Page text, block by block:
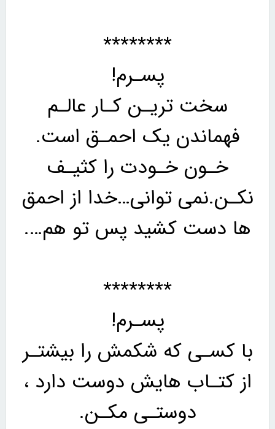
********
پسـرم!
سخت تریـن کـار عالـم
فهماندن یک احمـق است.
خـون خـودت را کثیـف
نکـن.نمی توانی…خدا از احمق
ها دست کشید پس تو هم….
********
پسـرم!
با کسـی که شکمش را بیشتـر
از کتـاب هایش دوست دارد ،
دوستـی مکـن.